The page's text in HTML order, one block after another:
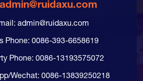
admin@ruidaxu.com
admin@ruidaxu.com
Phone: 0086-393-6658619
Phone: 0086-13193575072
Wechat: 0086-13839250218